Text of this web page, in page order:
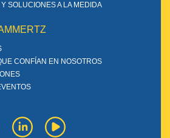
SOLUCIONES A LA MEDIDA
CONFÍAN EN NOSOTROS